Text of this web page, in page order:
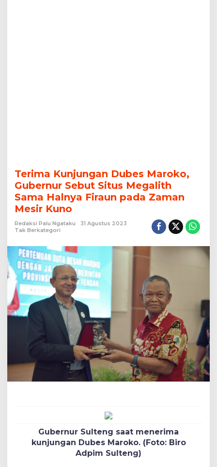
Terima Kunjungan Dubes Maroko,
Gubernur Sebut Situs Megalith
Sama Halnya Firaun pada Zaman
Mesir Kuno
Redaksi Palu Ngataku
31 Agustus 2023
Tak Berkategori
Gubernur Sulteng saat menerima
kunjungan Dubes Maroko. (Foto: Biro
Adpim Sulteng)